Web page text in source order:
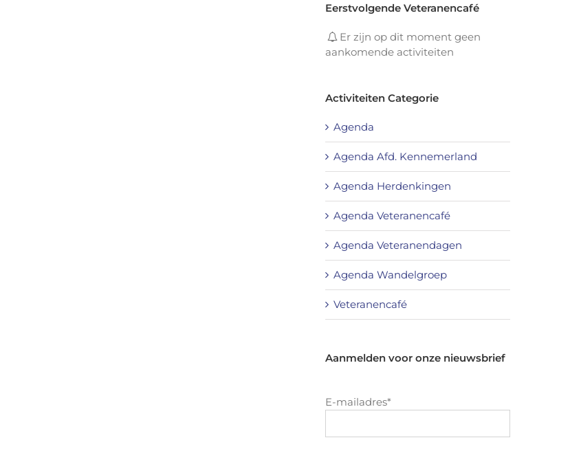
Eerstvolgende Veteranencafé
Er zijn op dit moment geen
aankomende activiteiten
Activiteiten Categorie
Agenda
Agenda Afd. Kennemerland
Agenda Herdenkingen
Agenda Veteranencafé
Agenda Veteranendagen
Agenda Wandelgroep
Veteranencafé
Aanmelden voor onze nieuwsbrief
E-mailadres*